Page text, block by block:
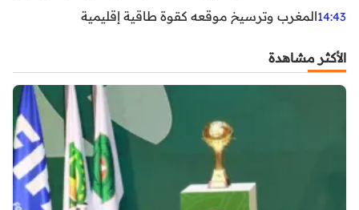
14:43المغرب وترسيخ موقعه كقوة طاقية إقليمية
الأكثر مشاهدة